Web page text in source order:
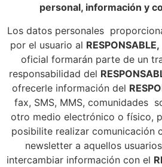
personal, información y
Los datos personales
por el usuario al RESPONSABLE,
oficial formarán parte de un
responsabilidad del
ofrecerle información del
fax, SMS, MMS, comunidades
otro medio electrónico o físico,
posibilite realizar comunicación
newsletter a aquellos
intercambiar información con el